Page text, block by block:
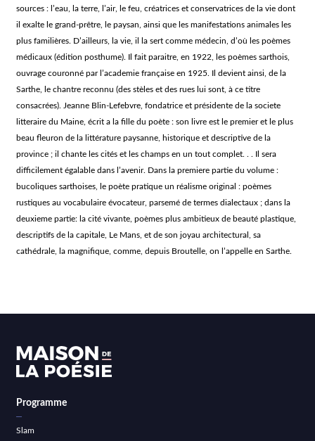
sources : l’eau, la terre, l’air, le feu, créatrices et conservatrices de la vie dont
il exalte le grand-prêtre, le paysan, ainsi que les manifestations animales les
plus familières. D’ailleurs, la vie, il la sert comme médecin, d’où les poèmes
médicaux (édition posthume). Il fait paraitre, en 1922, les poèmes sarthois,
ouvrage couronné par l’academie française en 1925. Il devient ainsi, de la
Sarthe, le chantre reconnu (des stèles et des rues lui sont, à ce titre
consacrées). Jeanne Blin-Lefebvre, fondatrice et présidente de la societe
litteraire du Maine, écrit a la fille du poète : son livre est le premier et le plus
beau fleuron de la littérature paysanne, historique et descriptive de la
province ; il chante les cités et les champs en un tout complet. . . Il sera
difficilement égalable dans l’avenir. Dans la premiere partie du volume :
bucoliques sarthoises, le poète pratique un réalisme original : poèmes
rustiques au vocabulaire évocateur, parsemé de termes dialectaux ; dans la
deuxieme partie: la cité vivante, poèmes plus ambitieux de beauté plastique,
descriptifs de la capitale, Le Mans, et de son joyau architectural, sa
cathédrale, la magnifique, comme, depuis Broutelle, on l’appelle en Sarthe.
Programme
Slam